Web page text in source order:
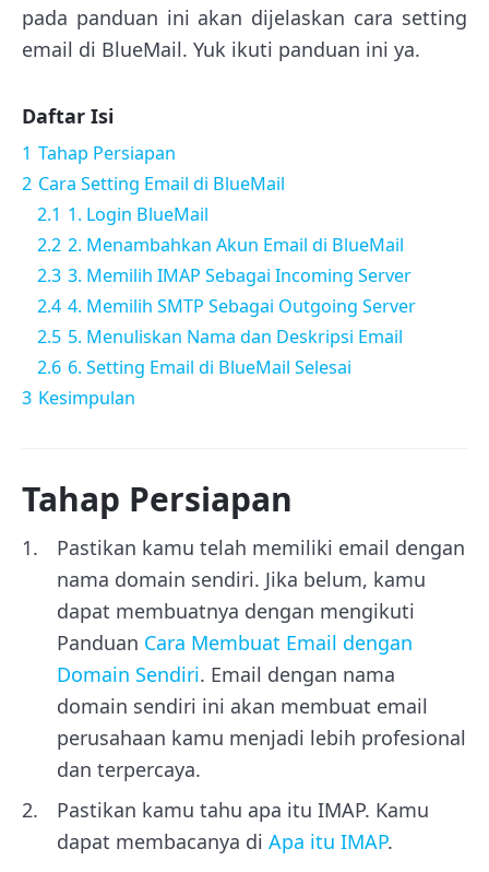
pada panduan ini akan dijelaskan cara setting
email di BlueMail. Yuk ikuti panduan ini ya.
Daftar Isi
1 Tahap Persiapan
2 Cara Setting Email di BlueMail
2.1 1. Login BlueMail
2.2 2. Menambahkan Akun Email di BlueMail
2.3 3. Memilih IMAP Sebagai Incoming Server
2.4 4. Memilih SMTP Sebagai Outgoing Server
2.5 5. Menuliskan Nama dan Deskripsi Email
2.6 6. Setting Email di BlueMail Selesai
3 Kesimpulan
Tahap Persiapan
Pastikan kamu telah memiliki email dengan
nama domain sendiri. Jika belum, kamu
dapat membuatnya dengan mengikuti
Panduan Cara Membuat Email dengan
Domain Sendiri. Email dengan nama
domain sendiri ini akan membuat email
perusahaan kamu menjadi lebih profesional
dan terpercaya.
Pastikan kamu tahu apa itu IMAP. Kamu
dapat membacanya di Apa itu IMAP.